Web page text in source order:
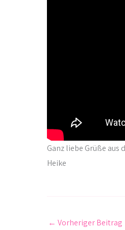
Ganz liebe Grüße
Heike
← Vorheriger Beitrag